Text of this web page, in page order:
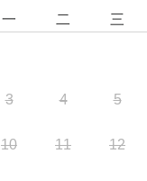
一 二 三
3 4 5
10 11 12